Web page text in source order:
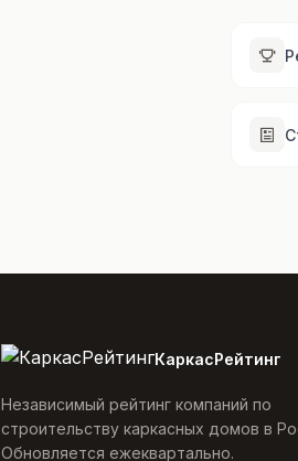
КаркасРейтинг
Независимый рейтинг компаний по
строительству каркасных домов в
Обновляется ежеквартально.